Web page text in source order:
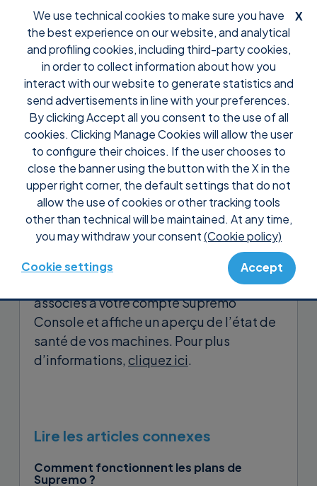
X
We use technical cookies to make sure you have
the best experience on our website, and analytical
and profiling cookies, including third-party cookies,
in order to collect information about how you
interact with our website to generate statistics and
send advertisements in line with your preferences.
By clicking Accept all you consent to the use of all
cookies. Clicking Manage Cookies will allow the user
to configure their choices. If the user chooses to
close the banner using the button with the X in the
upper right corner, the default settings that do not
allow the use of cookies or other tracking tools
other than technical will be maintained. At any time,
you may withdraw your consent(Cookie policy)
Cookie settings Accept
Support Foire aux Questions Préventes
Puis-je accéder à un panneau
de contrôle pour vérifier l’état
de santé des machines que
j’administre ?
Oui, avecSupremo Professional, vous
disposez toujours d’un tableau de bord
pratique qui résume la liste des appareils
associés à votre compte Supremo
Console et affiche un aperçu de l’état de
santé de vos machines. Pour plus
d’informations, cliquez ici.
Lire les articles connexes
Comment fonctionnent les plans de
Supremo ?